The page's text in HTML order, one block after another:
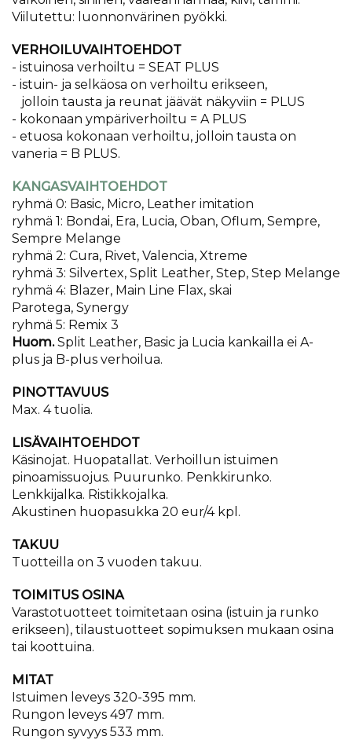
Viilutettu: luonnonvärinen pyökki.
VERHOILUVAIHTOEHDOT
- istuinosa verhoiltu = SEAT PLUS
- istuin- ja selkäosa on verhoiltu erikseen,
jolloin tausta ja reunat jäävät näkyviin = PLUS
- kokonaan ympäriverhoiltu = A PLUS
- etuosa kokonaan verhoiltu, jolloin tausta on
vaneria = B PLUS.
KANGASVAIHTOEHDOT
ryhmä 0: Basic, Micro, Leather imitation
ryhmä 1: Bondai, Era, Lucia, Oban, Oflum, Sempre,
Sempre Melange
ryhmä 2: Cura, Rivet, Valencia, Xtreme
ryhmä 3: Silvertex, Split Leather, Step, Step Melange
ryhmä 4: Blazer, Main Line Flax, skai
Parotega, Synergy
ryhmä 5: Remix 3
Huom.Split Leather, Basic ja Lucia kankailla ei A-
plus ja B-plus verhoilua.
PINOTTAVUUS
Max. 4 tuolia.
LISÄVAIHTOEHDOT
Käsinojat. Huopatallat. Verhoillun istuimen
pinoamissuojus. Puurunko. Penkkirunko.
Lenkkijalka. Ristikkojalka.
Akustinen huopasukka 20 eur/4 kpl.
TAKUU
​Tuotteilla on 3 vuoden takuu.
TOIMITUS OSINA
Varastotuotteet toimitetaan osina (istuin ja runko
erikseen), tilaustuotteet sopimuksen mukaan osina
tai koottuina.
MITAT
Istuimen leveys 320-395 mm.
Rungon leveys 497 mm.
Rungon syvyys 533 mm.